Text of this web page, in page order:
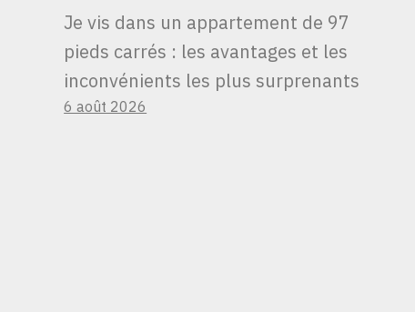
Je vis dans un appartement de 97
pieds carrés : les avantages et les
inconvénients les plus surprenants
6 août 2026